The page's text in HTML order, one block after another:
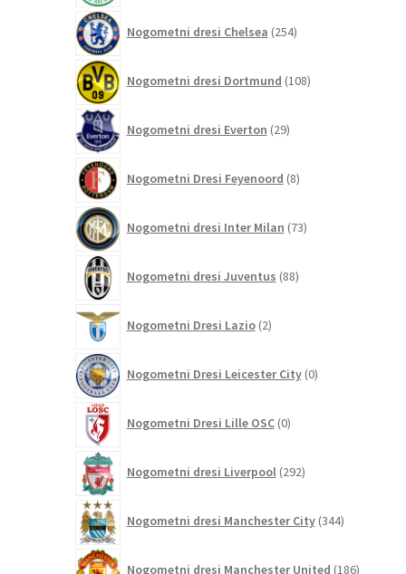
Nogometni dresi Chelsea 254izdelkov
Nogometni dresi Dortmund 108izdelkov
Nogometni dresi Everton 29izdelkov
Nogometni Dresi Feyenoord 8izdelkov
Nogometni dresi Inter Milan 73izdelkov
Nogometni dresi Juventus 88izdelkov
Nogometni Dresi Lazio 2izdelka
Nogometni Dresi Leicester City 0izdelkov
Nogometni Dresi Lille OSC 0izdelkov
Nogometni dresi Liverpool 292izdelkov
Nogometni dresi Manchester City 344izdelkov
Nogometni dresi Manchester United 186